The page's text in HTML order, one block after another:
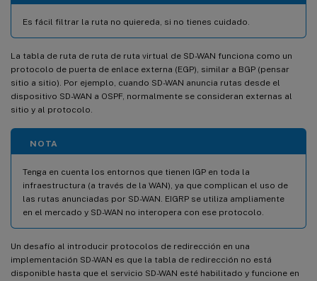
Es fácil filtrar la ruta no quiereda, si no tienes cuidado.
La tabla de ruta de ruta de ruta virtual de SD-WAN funciona como un
protocolo de puerta de enlace externa (EGP), similar a BGP (pensar
sitio a sitio). Por ejemplo, cuando SD-WAN anuncia rutas desde el
dispositivo SD-WAN a OSPF, normalmente se consideran externas al
sitio y al protocolo.
NOTA
Tenga en cuenta los entornos que tienen IGP en toda la
infraestructura (a través de la WAN), ya que complican el uso de
las rutas anunciadas por SD-WAN. EIGRP se utiliza ampliamente
en el mercado y SD-WAN no interopera con ese protocolo.
Un desafío al introducir protocolos de redirección en una
implementación SD-WAN es que la tabla de redirección no está
disponible hasta que el servicio SD-WAN esté habilitado y funcione en